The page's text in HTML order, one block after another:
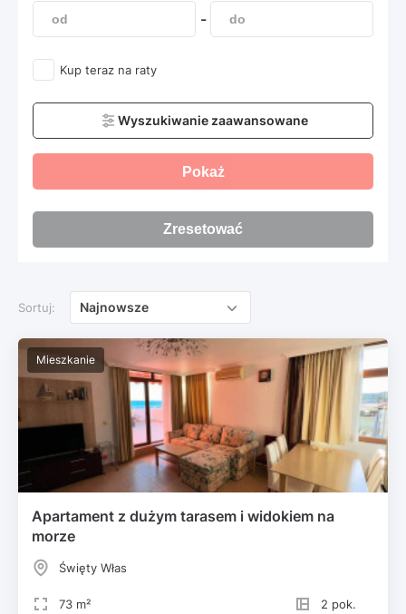
-
Kup teraz na raty
Wyszukiwanie zaawansowane
Pokaż
Zresetować
Sortuj: Najnowsze
Mieszkanie
Apartament z dużym tarasem i widokiem na
morze
Święty Włas
73 m² 2 pok.